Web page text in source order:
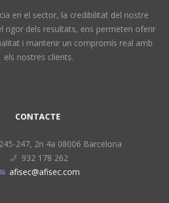
en el sector, la credibilitat del nostre
rigor dels resultats, ens permeten oferir
i mantenir un compromís real amb
els nostres clients.
CONTACTE
247, 2n 4a 08006 Barcelona
932 178 262
afisec@afisec.com